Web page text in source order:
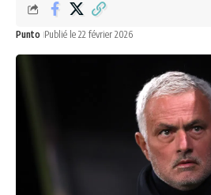
Punto Publié le 22 février 2026